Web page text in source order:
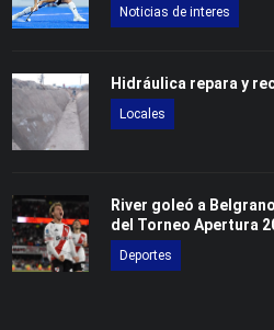
Noticias de interes
Hidráulica repara y
Locales
River goleó a
del Torneo Apertura
Deportes